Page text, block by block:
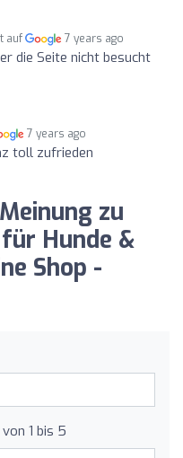
auf 7 years ago
die Seite nicht besucht
7 years ago
toll zufrieden
zu
Hunde &
Shop -
1 bis 5